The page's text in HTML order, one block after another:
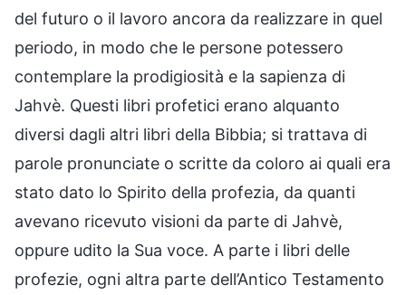
del futuro o il lavoro ancora da realizzare in quel
periodo, in modo che le persone potessero
contemplare la prodigiosità e la sapienza di
Jahvè. Questi libri profetici erano alquanto
diversi dagli altri libri della Bibbia; si trattava di
parole pronunciate o scritte da coloro ai quali era
stato dato lo Spirito della profezia, da quanti
avevano ricevuto visioni da parte di Jahvè,
oppure udito la Sua voce. A parte i libri delle
profezie, ogni altra parte dell’Antico Testamento